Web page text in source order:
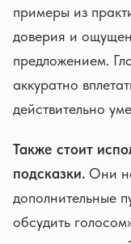
примеры из
доверия и
предложением.
аккуратно
действительно
Также стоит
подсказки. Они
дополнительные
обсудить